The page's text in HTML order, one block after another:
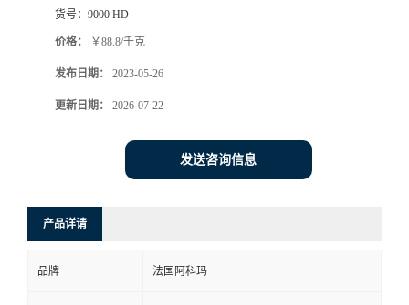
系
货号： 9000 HD
价格： ￥88.8/千克
发布日期： 2023-05-26
更新日期： 2026-07-22
发送咨询信息
产品详请
品牌 法国阿科玛